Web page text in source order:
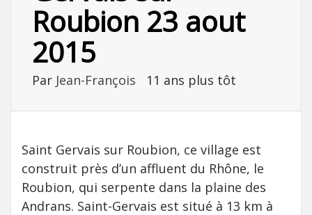
Roubion 23 aout
2015
Par Jean-François 11 ans plus tôt
Saint Gervais sur Roubion, ce village est
construit près d’un affluent du Rhône, le
Roubion, qui serpente dans la plaine des
Andrans. Saint-Gervais est situé à 13 km à